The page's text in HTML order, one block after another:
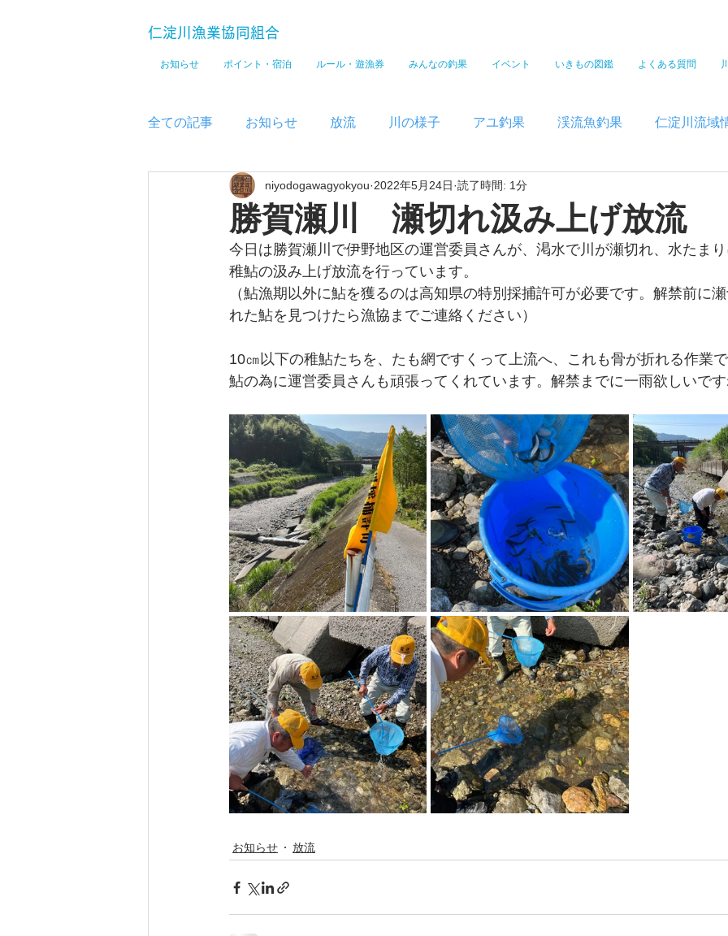
仁淀川漁業協同組合
お知らせ ポイント・宿泊 ルール・遊漁券 みんなの釣果 イベント いきもの図鑑 よくある質問
全ての記事 お知らせ 放流 川の様子 アユ釣果 渓流魚釣果 仁淀川流域
メディア
勝賀瀬川 瀬切れ汲み上げ放流
niyodogawagyokyou 2022年5月24日 読了時間: 1分
今日は勝賀瀬川で伊野地区の運営委員さんが、渇水で川が瀬切れ、水たま
稚鮎の汲み上げ放流を行っています。
（鮎漁期以外に鮎を獲るのは高知県の特別採捕許可が必要です。解禁前に
れた鮎を見つけたら漁協までご連絡ください）
10㎝以下の稚鮎たちを、たも網ですくって上流へ、これも骨が折れる作業
鮎の為に運営委員さんも頑張ってくれています。解禁までに一雨欲しいで
お知らせ 放流